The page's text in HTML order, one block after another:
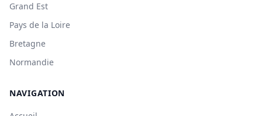
Grand Est
Pays de la Loire
Bretagne
Normandie
NAVIGATION